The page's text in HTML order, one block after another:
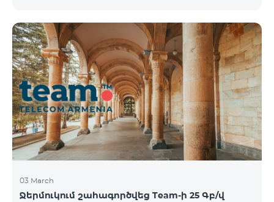
աշխատանքը 01.05.2022-ից։ Հայցում ենք ձեր
ներողամտությունը։ Հարցերի դեպքում
զանգահարեք 100 կամ մոտեցեք մոտակա
գրասենյակներ ` Ամիրյան 3 ( Երկ-Կիրակի 09:00-
24:00 ) 900 մետր 12 րոպե Աբովյան 21 ( Երկ-
Կիրակի 09:00-24:00 ) 700 մետր – 10 րոպե Բոլոր
վաճառքի և սպասարկման գրասենյակների
հասցեներին, ինչպես նաև աշխատանքային ժամե
03 March
Ջերմուկում շահագործվեց Team-ի 25 Գբ/վ